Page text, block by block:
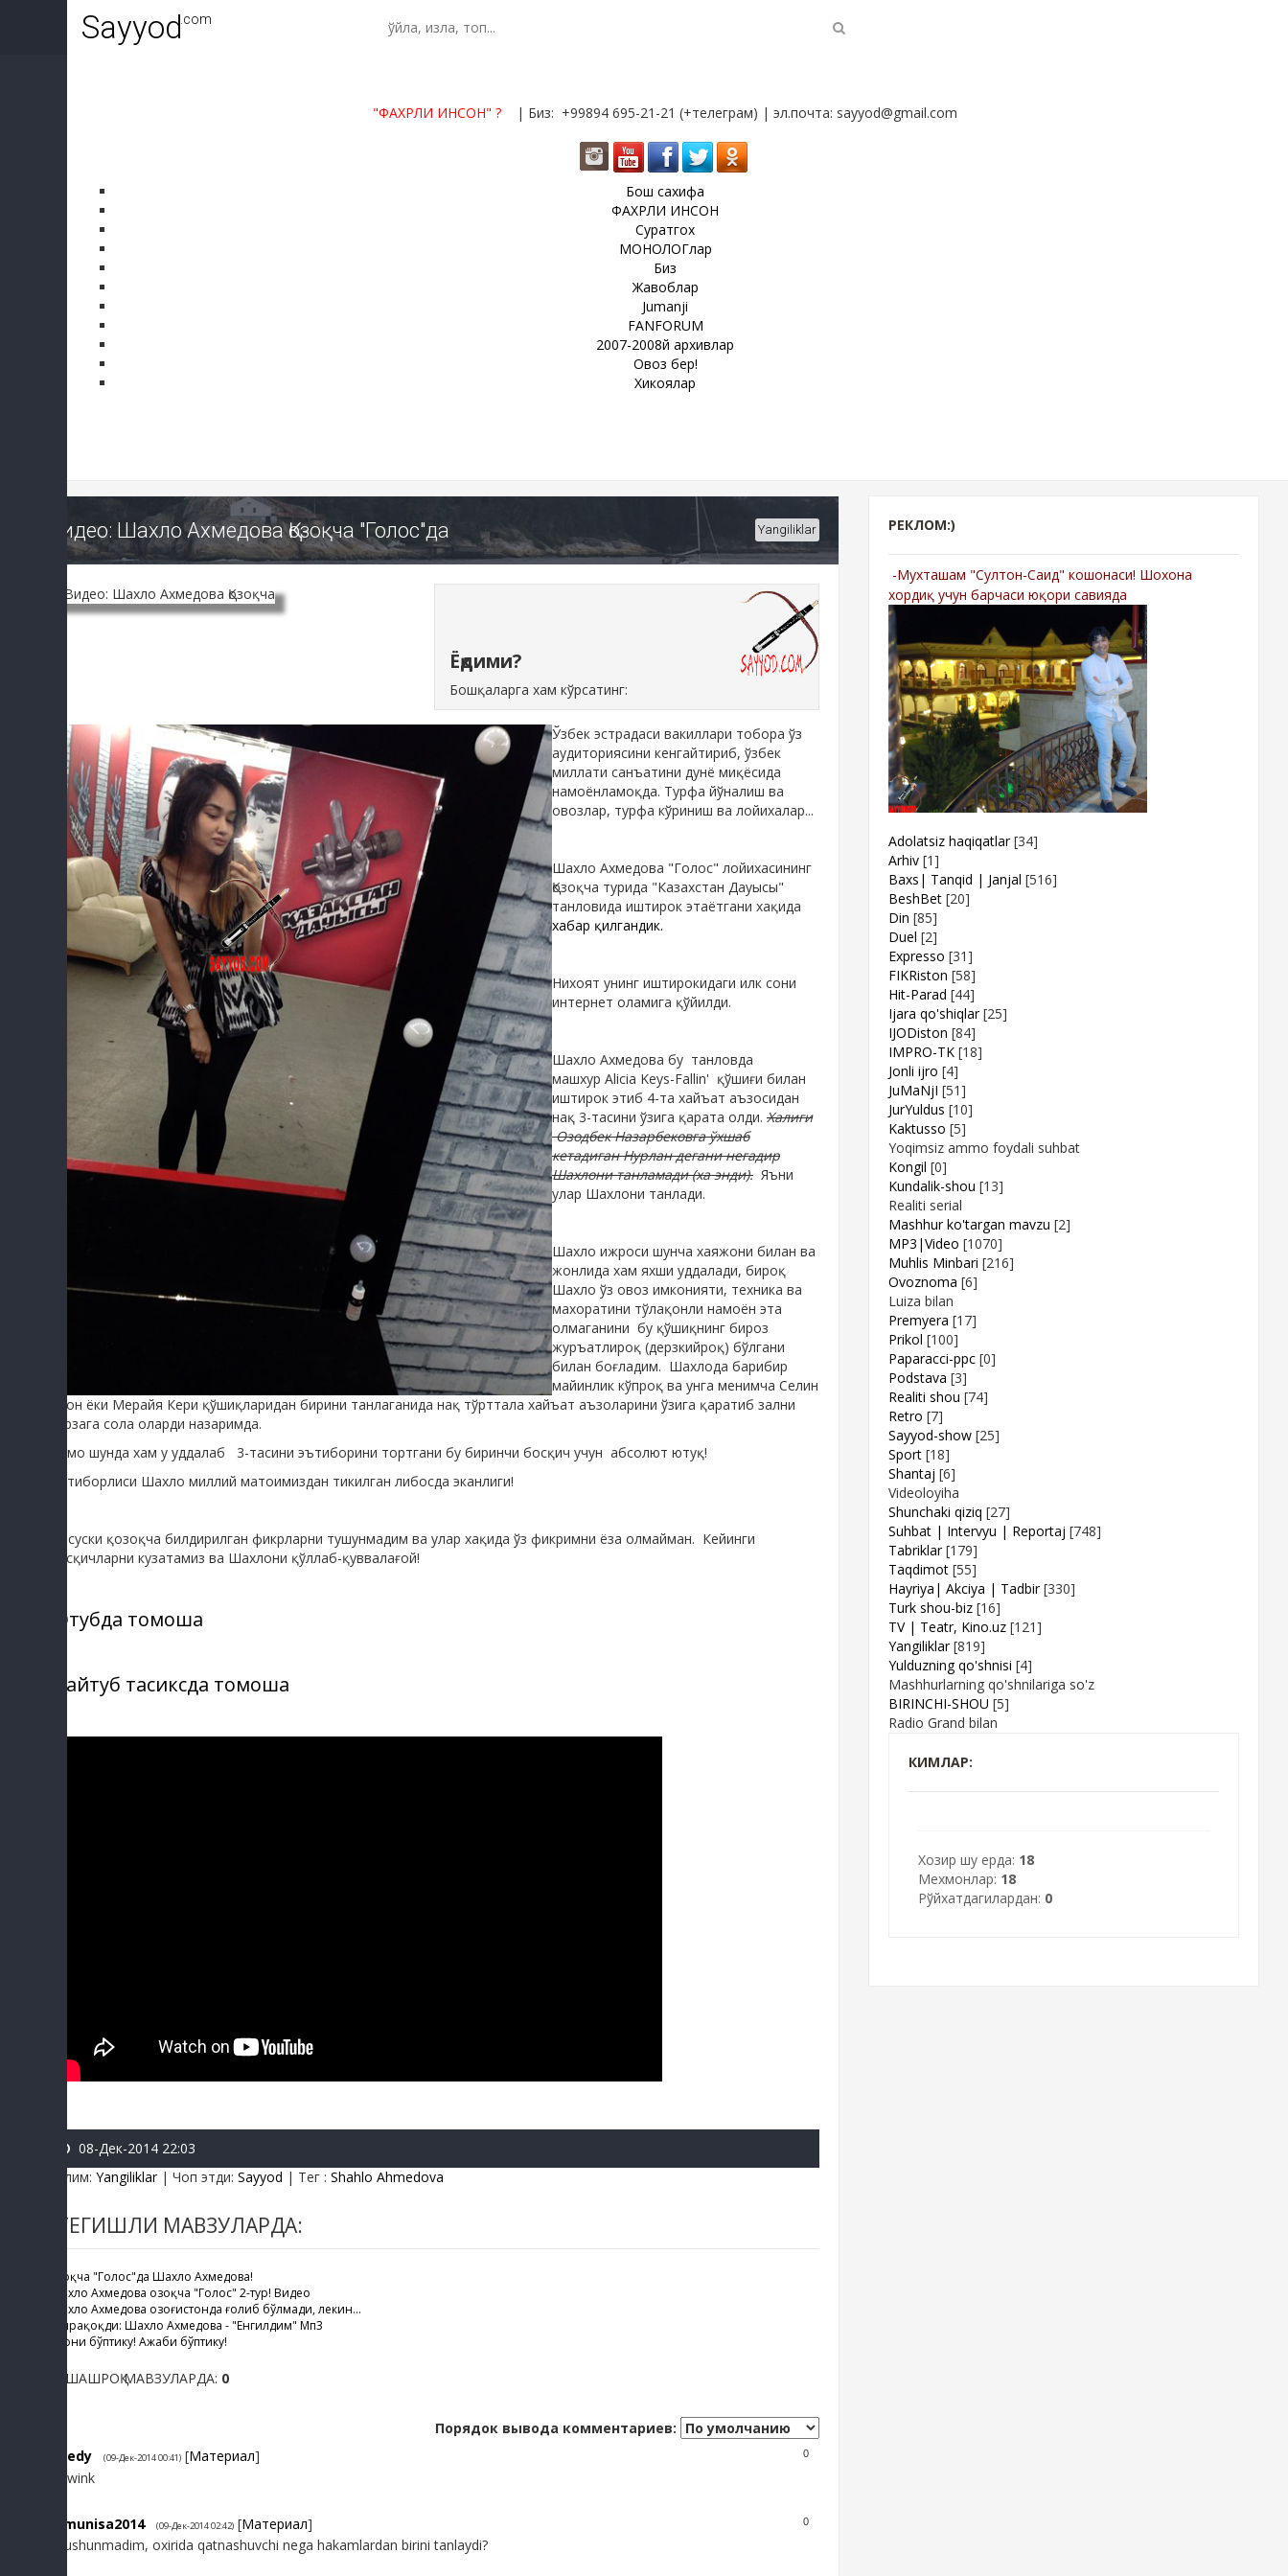
Sayyod.com
"ФАХРЛИ ИНСОН"? | Биз: +99894 695-21-21 (+телеграм) | эл.почта: sayyod@gmail.com
Бош сахифа
ФАХРЛИ ИНСОН
Суратгох
МОНОЛОГлар
Биз
Жавоблар
Jumanji
FANFORUM
2007-2008й архивлар
Овоз бер!
Хикоялар
Видео: Шахло Ахмедова Қозоқча "Голос"да Yangiliklar
Ёқдими?
Бошқаларга хам кўрсатинг:
Ўзбек эстрадаси вакиллари тобора ўз
аудиториясини кенгайтириб, ўзбек
миллати санъатини дунё миқёсида
намоёнламоқда. Турфа йўналиш ва
овозлар, турфа кўриниш ва лойихалар...
Шахло Ахмедова "Голос" лойихасининг
Қозоқча турида "Казахстан Дауысы"
танловида иштирок этаётгани хақида
хабар қилгандик.
Нихоят унинг иштирокидаги илк сони
интернет оламига қўйилди.
Шахло Ахмедова бу танловда
машхур Alicia Keys-Fallin' қўшиғи билан
иштирок этиб 4-та хайъат аъзосидан
нақ 3-тасини ўзига қарата олди. Халиги
Озодбек Назарбековга ўхшаб
кетадиган Нурлан дегани негадир
Шахлони танламади (ха энди). Яъни
улар Шахлони танлади.
Шахло ижроси шунча хаяжони билан ва
жонлида хам яхши уддалади, бироқ
Шахло ўз овоз имконияти, техника ва
махоратини тўлақонли намоён эта
олмаганини бу қўшиқнинг бироз
журъатлироқ (дерзкийроқ) бўлгани
билан боғладим. Шахлода барибир
майинлик кўпроқ ва унга менимча Селин
Дион ёки Мерайя Кери қўшиқларидан бирини танлаганида нақ тўрттала хайъат аъзоларини ўзига қаратиб зални
ларзага сола оларди назаримда.
Аммо шунда хам у уддалаб 3-тасини эътиборини тортгани бу биринчи босқич учун абсолют ютуқ!
Эътиборлиси Шахло миллий матоимиздан тикилган либосда эканлиги!
Афсуски қозоқча билдирилган фикрларни тушунмадим ва улар хақида ўз фикримни ёза олмайман. Кейинги
босқичларни кузатамиз ва Шахлони қўллаб-қуввалағой!
Ютубда томоша
Майтуб тасиксда томоша
08-Дек-2014 22:03
Бўлим: Yangiliklar| Чоп этди: Sayyod | Тег : Shahlo Ahmedova
ТЕГИШЛИ МАВЗУЛАРДА:
Қозоқча "Голос"да Шахло Ахмедова!
Шахло Ахмедова Қозоқча "Голос" 2-тур! Видео
Шахло Ахмедова Қозоғистонда ғолиб бўлмади, лекин...
Супрақоқди: Шахло Ахмедова - "Енгилдим" Мп3
Ёмони бўптику! Ажаби бўптику!
ЎХШАШРОҚ МАВЗУЛАРДА: 0
Порядок вывода комментариев:
0
ledy (09-Дек-2014 00:41) [Материал]
0
munisa2014 (09-Дек-2014 02:42) [Материал]
Tushunmadim, oxirida qatnashuvchi nega hakamlardan birini tanlaydi?
РЕКЛОМ:)
-Мухташам "Султон-Саид" кошонаси! Шохона
хордиқ учун барчаси юқори савияда
Adolatsiz haqiqatlar [34]
Arhiv [1]
Baxs| Tanqid | Janjal [516]
BeshBet [20]
Din [85]
Duel [2]
Expresso [31]
FIKRiston [58]
Hit-Parad [44]
Ijara qo'shiqlar [25]
IJODiston [84]
IMPRO-TK [18]
Jonli ijro [4]
JuMaNjI [51]
JurYuldus [10]
Kaktusso [5]
Yoqimsiz ammo foydali suhbat
Kongil [0]
Kundalik-shou [13]
Realiti serial
Mashhur ko'targan mavzu [2]
MP3|Video [1070]
Muhlis Minbari [216]
Ovoznoma [6]
Luiza bilan
Premyera [17]
Prikol [100]
Paparacci-ppc [0]
Podstava [3]
Realiti shou [74]
Retro [7]
Sayyod-show [25]
Sport [18]
Shantaj [6]
Videoloyiha
Shunchaki qiziq [27]
Suhbat | Intervyu | Reportaj [748]
Tabriklar [179]
Taqdimot [55]
Hayriya| Akciya | Tadbir [330]
Turk shou-biz [16]
TV | Teatr, Kino.uz [121]
Yangiliklar [819]
Yulduzning qo'shnisi [4]
Mashhurlarning qo'shnilariga so'z
BIRINCHI-SHOU [5]
Radio Grand bilan
КИМЛАР:
Хозир шу ерда: 18
Мехмонлар: 18
Рўйхатдагилардан: 0